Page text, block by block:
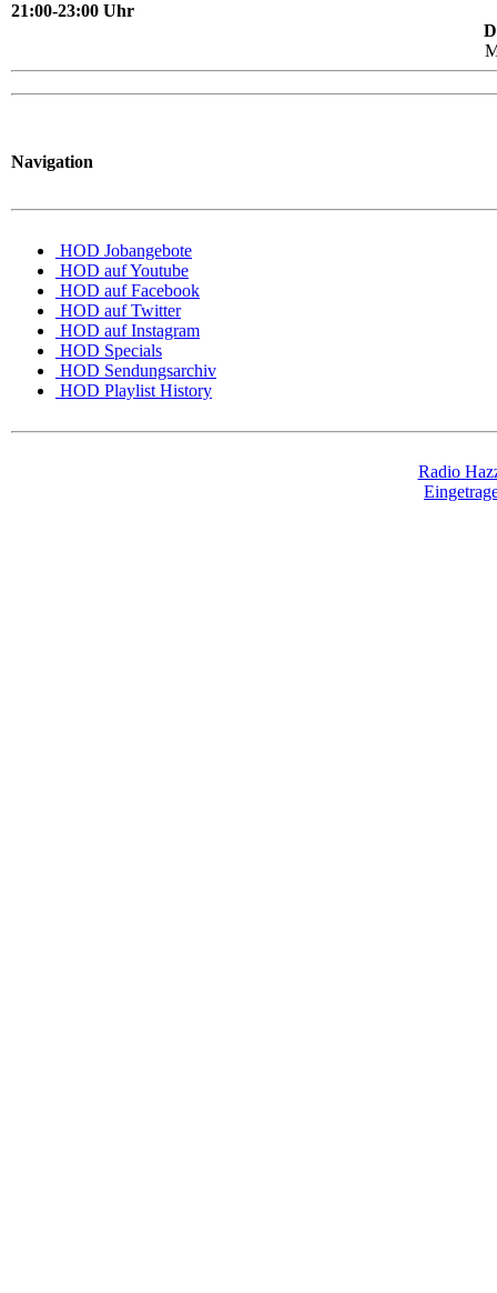
21:00-23:00 Uhr
Navigation
HOD Jobangebote
HOD auf Youtube
HOD auf Facebook
HOD auf Twitter
HOD auf Instagram
HOD Specials
HOD Sendungsarchiv
HOD Playlist History
Radio